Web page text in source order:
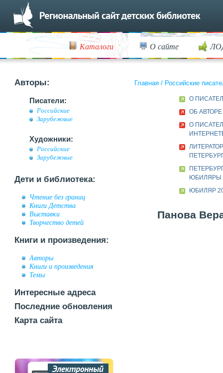
Каталоги О сайте
Авторы:
Писатели:
Российские
Зарубежные
Художники:
Российские
Зарубежные
Дети и библиотека:
Чтение без границ
Книги Детства
Выставки
Творчество детей
Книги и произведения:
Авторы
Книги и произведения
Темы
Интересные адреса
Последние обновления
Карта сайта
Главная / Российские
О
ОБ АВТОРЕ
О
ЮБИЛЯРЫ
ЮБИЛЯР
Панова